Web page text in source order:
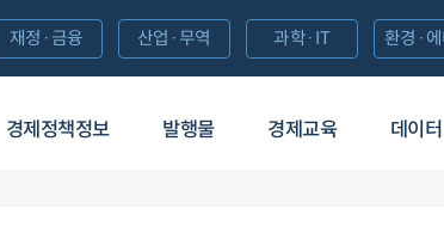
경제정책정보 발행물 경제교육 데이
재정·금융 산업·무역 과학·IT 환경·에